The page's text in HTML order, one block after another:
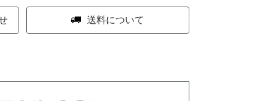
送料について